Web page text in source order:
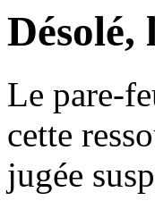
Désolé,
Le pare-
cette
jugée